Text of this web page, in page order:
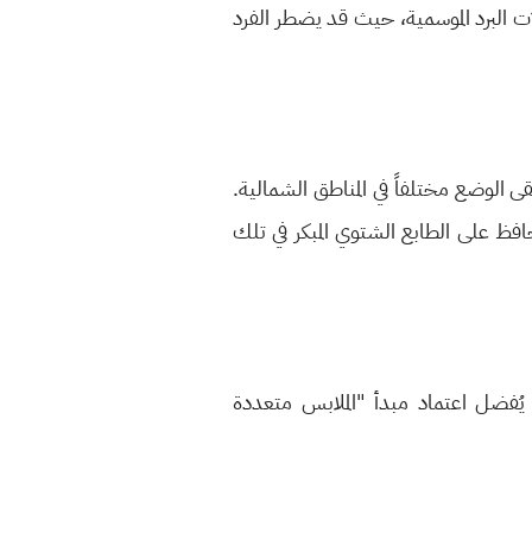
البرد الموسمية، حيث قد يضطر الفرد
الوضع مختلفاً في المناطق الشمالية.
على الطابع الشتوي المبكر في تلك
اعتماد مبدأ "الملابس متعددة